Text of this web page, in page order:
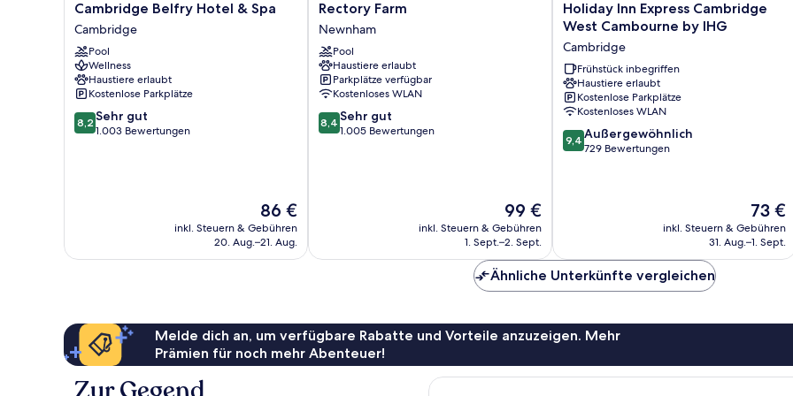
Cambridge
Belfry
Hotel
&
Spa
Cambridge
Cambridge Belfry Hotel & Spa
Cambridge
Pool
Wellness
Haustiere erlaubt
Kostenlose Parkplätze
8.2
von
8,2 Sehr gut
1.003 Bewertungen
Der
Preis
beträgt
86 €
inkl. Steuern & Gebühren
20. Aug.–21. Aug.
Rectory
Farm
Newnham
Rectory Farm
Newnham
Pool
Haustiere erlaubt
Parkplätze verfügbar
Kostenloses WLAN
8.4
von
8,4 Sehr gut
1.005 Bewertungen
Der
Preis
beträgt
99 €
inkl. Steuern & Gebühren
1. Sept.–2. Sept.
Holiday
Inn
Cambridge
West
Cambourne
by
IHG
Cambridge
Holiday Inn Express Cambridge
West Cambourne by IHG
Cambridge
Frühstück inbegriffen
Haustiere erlaubt
Kostenlose Parkplätze
Kostenloses WLAN
9.4
von
9,4 Außergewöhnlich
729 Bewertungen
Der
Preis
beträgt
73 €
inkl. Steuern & Gebühren
31. Aug.–1. Sept.
Ähnliche Unterkünfte vergleichen
Melde dich an, um verfügbare Rabatte und Vorteile anzuzeigen. Mehr
Prämien für noch mehr Abenteuer!